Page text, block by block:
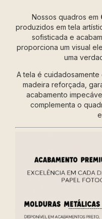
Nossos quadros em
produzidos em tela
sofisticada e
proporciona um visual
uma
A tela é
madeira reforçada,
acabamento
complementa o